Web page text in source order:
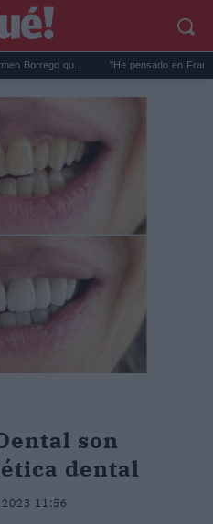
qu... "He pensado en Franco": El
son
dental
11:56